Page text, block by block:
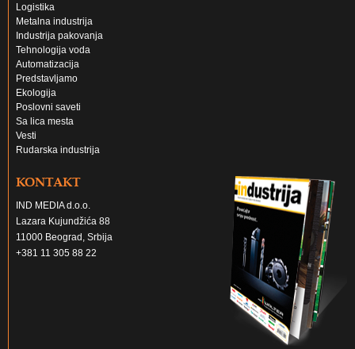
Logistika
Metalna industrija
Industrija pakovanja
Tehnologija voda
Automatizacija
Predstavljamo
Ekologija
Poslovni saveti
Sa lica mesta
Vesti
Rudarska industrija
KONTAKT
IND MEDIA d.o.o.
Lazara Kujundžića 88
11000 Beograd, Srbija
+381 11 305 88 22